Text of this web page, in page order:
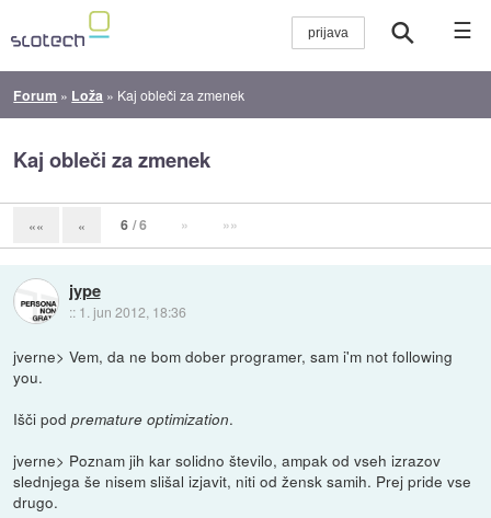
☰
Forum » Loža » Kaj obleči za zmenek
Kaj obleči za zmenek
«« « 6 / 6 » »»
jype
:: 1. jun 2012, 18:36
jverne> Vem, da ne bom dober programer, sam i'm not following
you.
Išči podpremature optimization.
jverne> Poznam jih kar solidno število, ampak od vseh izrazov
slednjega še nisem slišal izjavit, niti od žensk samih. Prej pride vse
drugo.